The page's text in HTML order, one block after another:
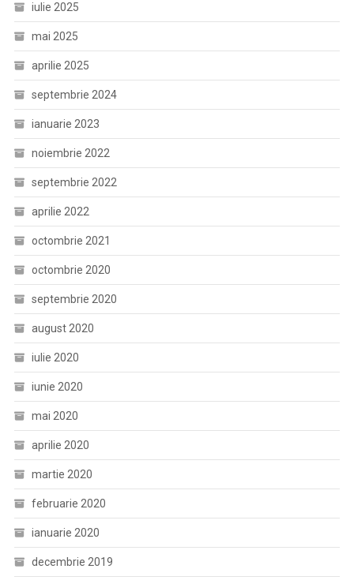
iulie 2025
mai 2025
aprilie 2025
septembrie 2024
ianuarie 2023
noiembrie 2022
septembrie 2022
aprilie 2022
octombrie 2021
octombrie 2020
septembrie 2020
august 2020
iulie 2020
iunie 2020
mai 2020
aprilie 2020
martie 2020
februarie 2020
ianuarie 2020
decembrie 2019